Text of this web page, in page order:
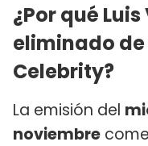
¿Por qué
eliminado
Celebrity?
La emisión del
noviembre